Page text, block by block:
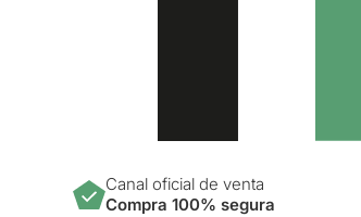
Canal oficial de venta
Compra 100% segura